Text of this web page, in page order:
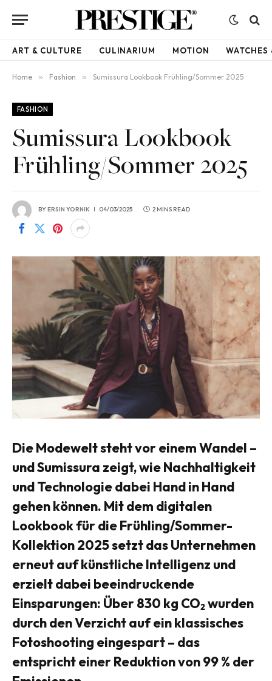
ART & CULTURE CULINARIUM MOTION WATCHES
Home » Fashion » Sumissura Lookbook Frühling/Sommer 2025
FASHION
Sumissura Lookbook
Frühling/Sommer 2025
BYERSIN YORNIK 04/03/2025 2 MINS READ
Die Modewelt steht vor einem Wandel –
und Sumissura zeigt, wie Nachhaltigkeit
und Technologie dabei Hand in Hand
gehen können. Mit dem digitalen
Lookbook für die Frühling/Sommer-
Kollektion 2025 setzt das Unternehmen
erneut auf künstliche Intelligenz und
erzielt dabei beeindruckende
Einsparungen: Über 830 kg CO₂ wurden
durch den Verzicht auf ein klassisches
Fotoshooting eingespart – das
entspricht einer Reduktion von 99 % der